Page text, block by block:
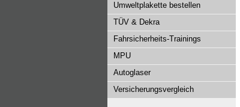
Umweltplakette bestellen
TÜV & Dekra
Fahrsicherheits-Trainings
MPU
Autoglaser
Versicherungsvergleich